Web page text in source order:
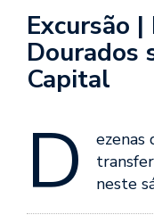
Excursão |
Dourados
Capital
D
ezenas
neste